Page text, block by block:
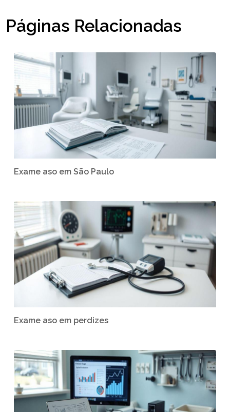
Páginas Relacionadas
Exame aso em São Paulo
Exame aso em perdizes